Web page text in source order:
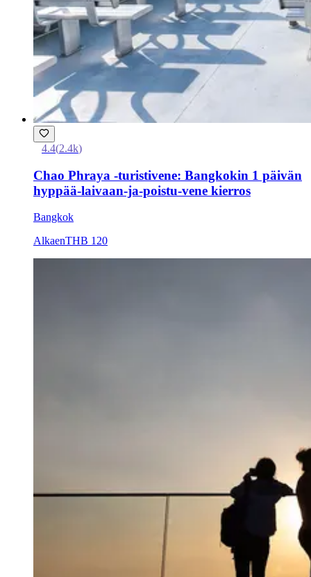
4.4(2.4k)
Chao Phraya -turistivene: Bangkokin 1 päivän
hyppää-laivaan-ja-poistu-vene kierros
Bangkok
AlkaenTHB 120